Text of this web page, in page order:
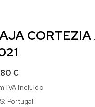
CORTEZIA
€
IVA Incluído
Portugal